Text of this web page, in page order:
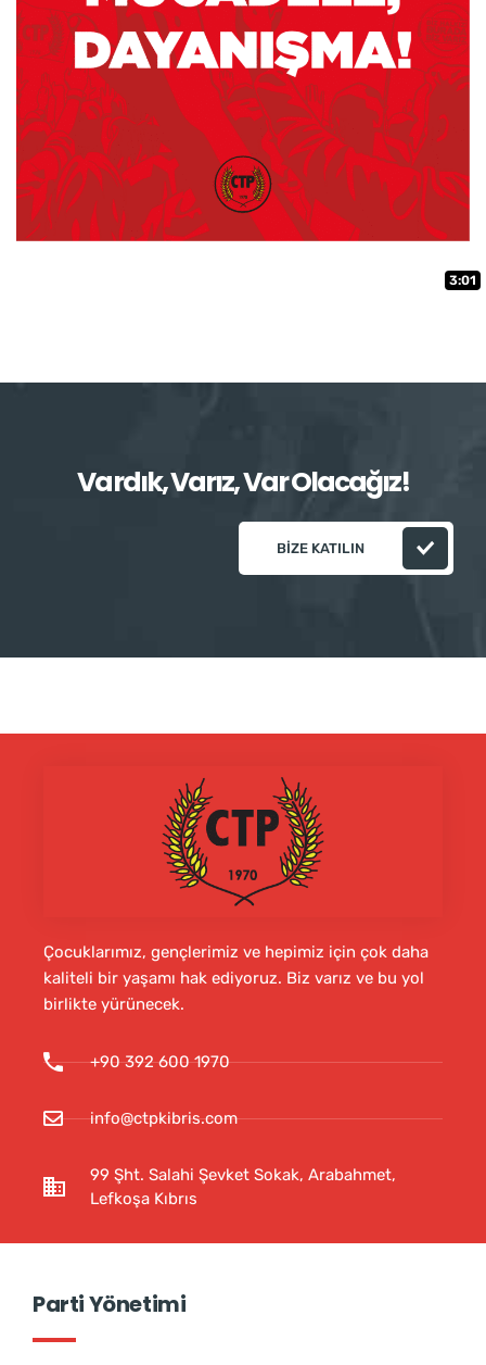
3:01
Vardık, Varız, Var Olacağız!
BIZE KATILIN
Çocuklarımız, gençlerimiz ve hepimiz için çok daha
kaliteli bir yaşamı hak ediyoruz. Biz varız ve bu yol
birlikte yürünecek.
+90 392 600 1970
info@ctpkibris.com
99 Şht. Salahi Şevket Sokak, Arabahmet,
Lefkoşa Kıbrıs
Parti Yönetimi